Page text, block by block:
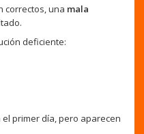
correctos, una mala
deficiente:
primer día, pero aparecen